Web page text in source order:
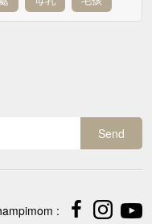
Send
: